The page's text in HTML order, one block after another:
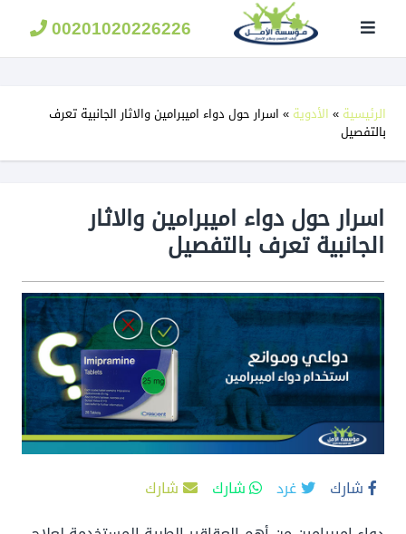
الامل
لعلاج
00201020226226
الرئيسية » الأدوية » اسرار حول دواء اميبرامين والاثار الجانبية تعرف
بالتفصيل
اسرار حول دواء اميبرامين والاثار
الجانبية تعرف بالتفصيل
شارك غرد شارك
شارك